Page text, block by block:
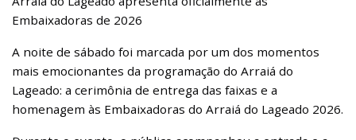
Embaixadoras de 2026
A noite de sábado foi marcada por um dos momentos
mais emocionantes da programação do Arraiá do
Lageado: a cerimônia de entrega das faixas e a
homenagem às Embaixadoras do Arraiá do Lageado 2026.